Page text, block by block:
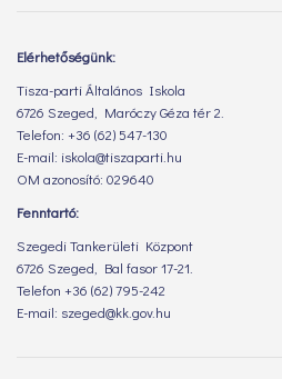
Elérhetőségünk:
Tisza-parti Általános Iskola
6726 Szeged, Maróczy Géza tér 2.
Telefon: +36 (62) 547-130
E-mail: iskola@tiszaparti.hu
OM azonosító: 029640
Fenntartó:
Szegedi Tankerületi Központ
6726 Szeged, Bal fasor 17-21.
Telefon +36 (62) 795-242
E-mail: szeged@kk.gov.hu